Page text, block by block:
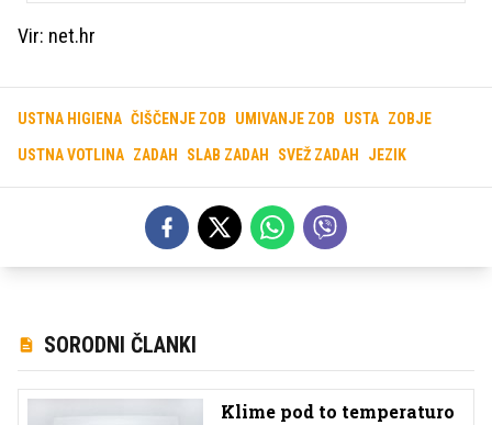
Vir: net.hr
USTNA HIGIENA ČIŠČENJE ZOB UMIVANJE ZOB USTA ZOBJE
USTNA VOTLINA ZADAH SLAB ZADAH SVEŽ ZADAH JEZIK
SORODNI ČLANKI
Klime pod to temperaturo